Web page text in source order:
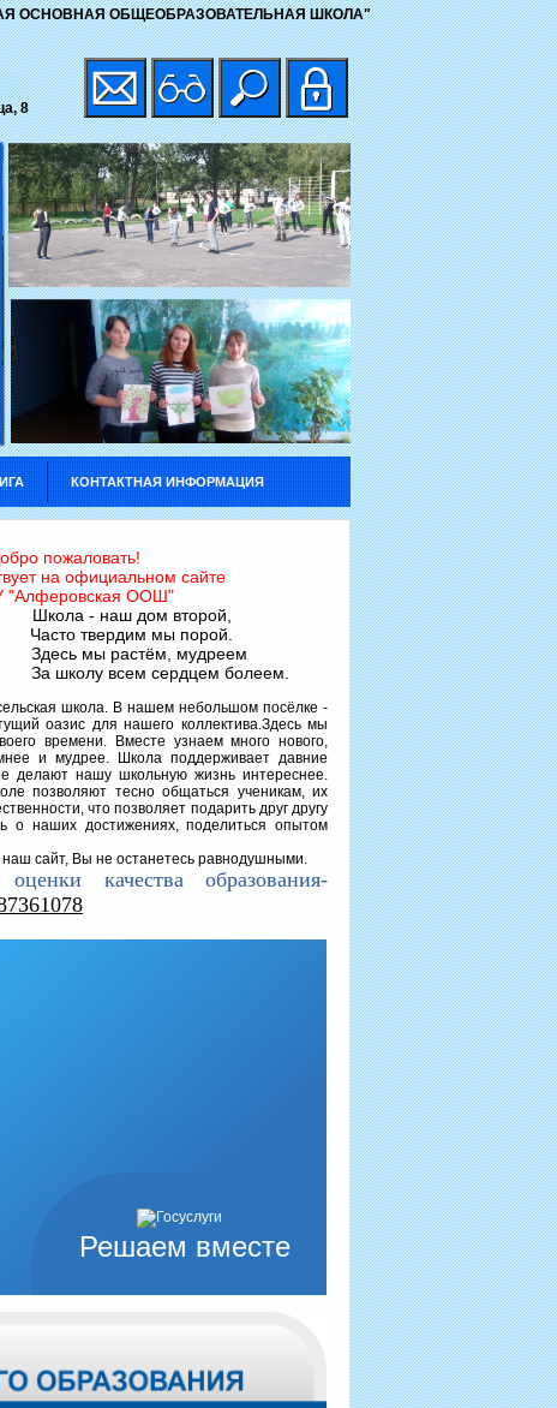
8
ОСНОВНАЯ ОБЩЕОБРАЗОВАТЕЛЬНАЯ ШКОЛА"
КОНТАКТНАЯ ИНФОРМАЦИЯ
пожаловать!
на официальном сайте
"Алферовская ООШ"
наш дом второй,
мы порой.
растём, мудреем
сердцем болеем.
школа. В нашем небольшом посёлке -
оазис для нашего коллектива.Здесь мы
времени. Вместе узнаем много нового,
и мудрее. Школа поддерживает давние
делают нашу школьную жизнь интереснее.
позволяют тесно общаться ученикам, их
что позволяет подарить друг другу
о наших достижениях, поделиться опытом
сайт, Вы не останетесь равнодушными.
качества образования-
Решаем вместе